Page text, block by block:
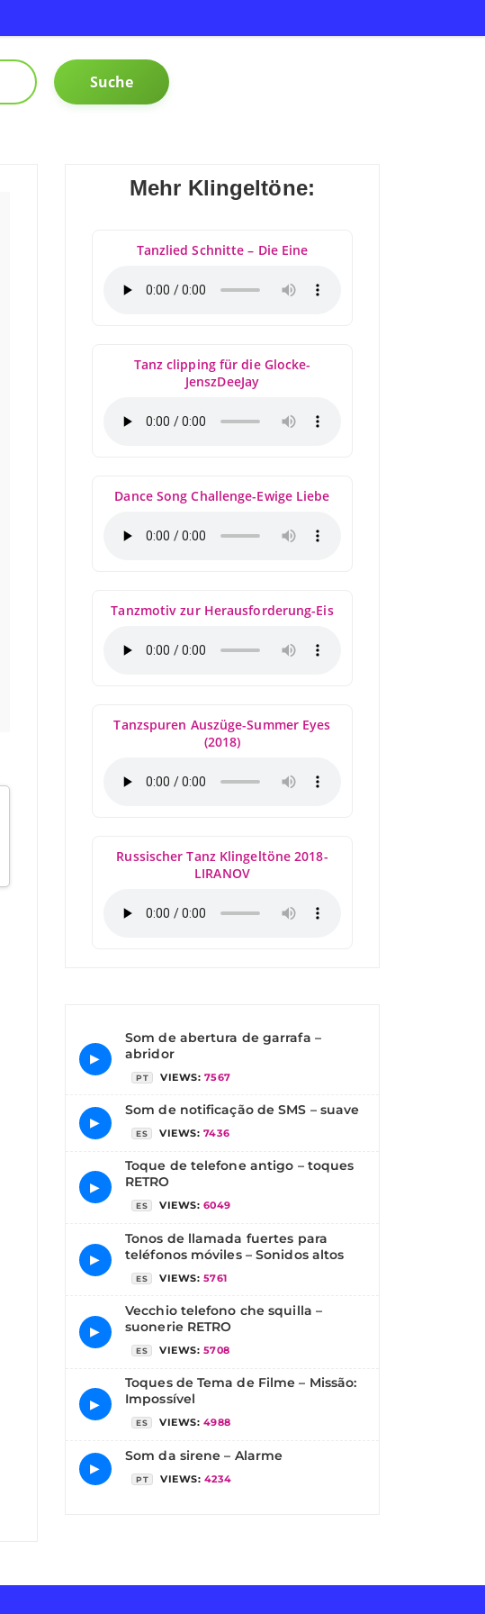
Suche
Mehr Klingeltöne:
Tanzlied Schnitte – Die Eine
Tanz clipping für die Glocke-
JenszDeeJay
Dance Song Challenge-Ewige Liebe
Tanzmotiv zur Herausforderung-Eis
Tanzspuren Auszüge-Summer Eyes
(2018)
Russischer Tanz Klingeltöne 2018-
LIRANOV
▶
Som de abertura de garrafa –
abridor
PT VIEWS: 7567
▶
Som de notificação de SMS – suave
ES VIEWS: 7436
▶
Toque de telefone antigo – toques
RETRO
ES VIEWS: 6049
▶
Tonos de llamada fuertes para
teléfonos móviles – Sonidos altos
ES VIEWS: 5761
▶
Vecchio telefono che squilla –
suonerie RETRO
ES VIEWS: 5708
▶
Toques de Tema de Filme – Missão:
Impossível
ES VIEWS: 4988
▶
Som da sirene – Alarme
PT VIEWS: 4234